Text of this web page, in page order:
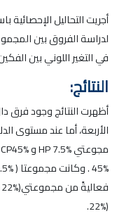
في التغير اللوني بين
النتائج:
22%).